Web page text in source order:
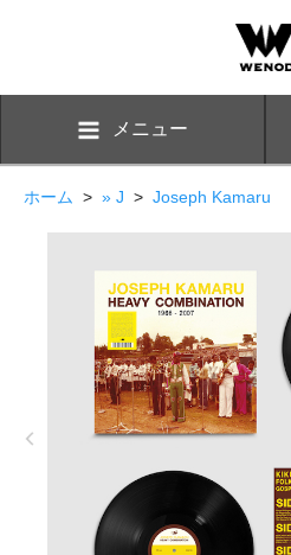
メニュー
ホーム > » J > Joseph Kamaru